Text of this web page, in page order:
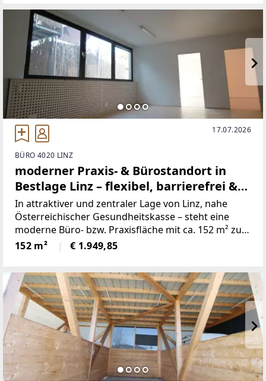
17.07.2026
BÜRO 4020 LINZ
moderner Praxis- & Bürostandort in
Bestlage Linz – flexibel, barrierefrei &
repräsentativ
In attraktiver und zentraler Lage von Linz, nahe
Österreichischer Gesundheitskasse – steht eine
moderne Büro- bzw. Praxisfläche mit ca. 152 m² zur
Vermietung.Die Einheit befindet sich im 2.
Obergeschoss eines modernen Gebäudes und
152 m² € 1.949,85